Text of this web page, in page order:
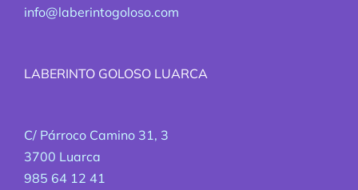
info@laberintogoloso.com
LABERINTO GOLOSO LUARCA
C/ Párroco Camino 31, 3
3700 Luarca
985 64 12 41